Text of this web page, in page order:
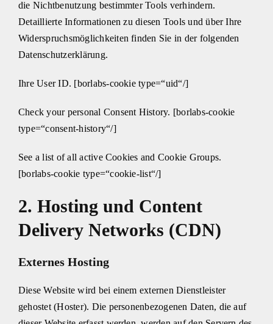
die Nichtbenutzung bestimmter Tools verhindern.
Detaillierte Informationen zu diesen Tools und über Ihre
Widerspruchsmöglichkeiten finden Sie in der folgenden
Datenschutzerklärung.
Ihre User ID. [borlabs-cookie type=“uid“/]
Check your personal Consent History. [borlabs-cookie
type=“consent-history“/]
See a list of all active Cookies and Cookie Groups.
[borlabs-cookie type=“cookie-list“/]
2. Hosting und Content
Delivery Networks (CDN)
Externes Hosting
Diese Website wird bei einem externen Dienstleister
gehostet (Hoster). Die personenbezogenen Daten, die auf